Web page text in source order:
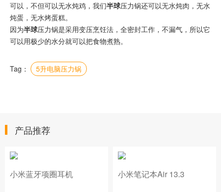
可以，不但可以无水炖鸡，我们半球压力锅还可以无水炖肉，无水
炖蛋，无水烤蛋糕。
因为半球压力锅是采用变压烹饪法，全密封工作，不漏气，所以它
可以用极少的水分就可以把食物煮熟。
Tag： 5升电脑压力锅
产品推荐
小米蓝牙项圈耳机 小米笔记本Air 13.3